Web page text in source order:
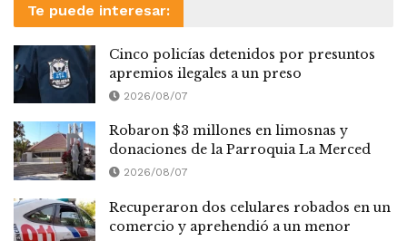
Te puede interesar:
Cinco policías detenidos por presuntos
apremios ilegales a un preso
2026/08/07
Robaron $3 millones en limosnas y
donaciones de la Parroquia La Merced
2026/08/07
Recuperaron dos celulares robados en un
comercio y aprehendió a un menor